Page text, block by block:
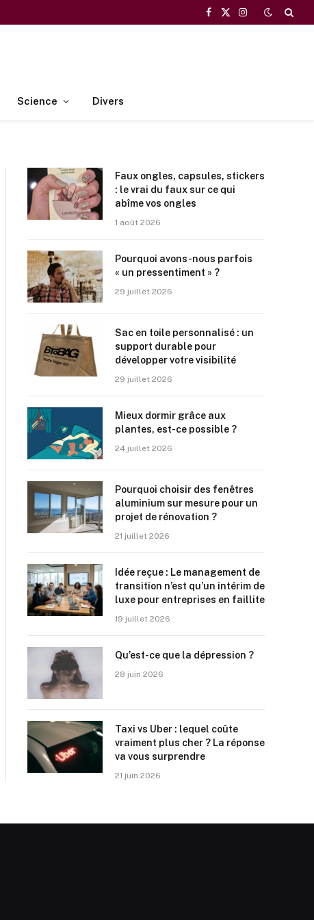
Facebook
X
Instagram
Science Divers
Faux ongles, capsules, stickers
: le vrai du faux sur ce qui
abîme vos ongles
1 août 2026
Pourquoi avons-nous parfois
« un pressentiment » ?
29 juillet 2026
Sac en toile personnalisé : un
support durable pour
développer votre visibilité
29 juillet 2026
Mieux dormir grâce aux
plantes, est-ce possible ?
24 juillet 2026
Pourquoi choisir des fenêtres
aluminium sur mesure pour un
projet de rénovation ?
21 juillet 2026
Idée reçue : Le management de
transition n’est qu’un intérim de
luxe pour entreprises en faillite
19 juillet 2026
Qu’est-ce que la dépression ?
28 juin 2026
Taxi vs Uber : lequel coûte
vraiment plus cher ? La réponse
va vous surprendre
21 juin 2026